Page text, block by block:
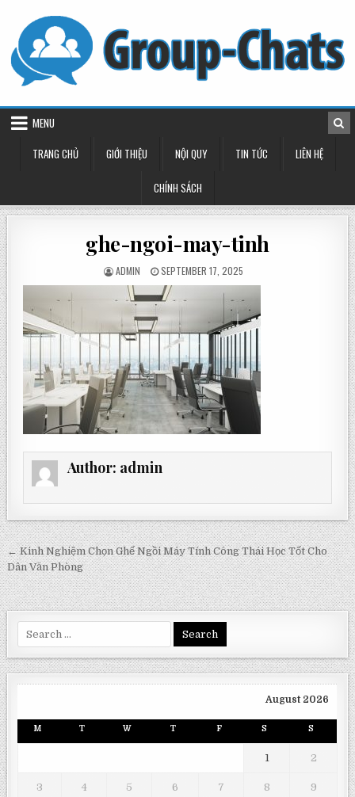
content
MENU
TRANG CHỦ
GIỚI THIỆU NỘI QUY TIN TỨC LIÊN HỆ
CHÍNH SÁCH
ghe-ngoi-may-tinh
POSTED
BY
ADMIN
POSTED
ON
SEPTEMBER 17, 2025
Author: admin
Post
navigation
← Kinh Nghiệm Chọn Ghế Ngồi Máy Tính Công Thái Học Tốt Cho
Dân Văn Phòng
August 2026
M T W T F S S
1 2
3 4 5 6 7 8 9